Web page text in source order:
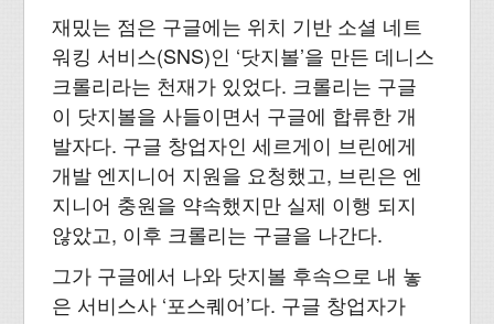
재밌는 점은 구글에는 위치 기반 소셜 네트
워킹 서비스(SNS)인 ‘닷지볼’을 만든 데니스
크롤리라는 천재가 있었다. 크롤리는 구글
이 닷지볼을 사들이면서 구글에 합류한 개
발자다. 구글 창업자인 세르게이 브린에게
개발 엔지니어 지원을 요청했고, 브린은 엔
지니어 충원을 약속했지만 실제 이행 되지
않았고, 이후 크롤리는 구글을 나간다.
그가 구글에서 나와 닷지볼 후속으로 내 놓
은 서비스사 ‘포스퀘어’다. 구글 창업자가